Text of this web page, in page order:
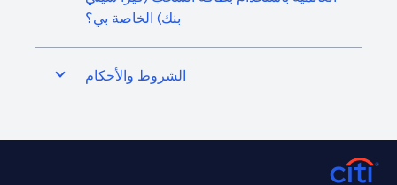
بنك) الخاصة بي؟
الشروط والأحكام